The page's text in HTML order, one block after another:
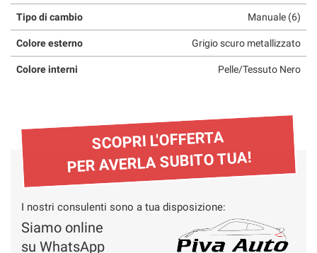
Tipo di cambio Manuale (6)
Colore esterno Grigio scuro metallizzato
Colore interni Pelle/Tessuto Nero
SCOPRI L'OFFERTA
PER AVERLA SUBITO TUA!
I nostri consulenti sono a tua disposizione:
Siamo online
su WhatsApp
questi
strumenti
di
tracciamento
si
policy.
Puoi
rivedere
modificare
tue
scelte